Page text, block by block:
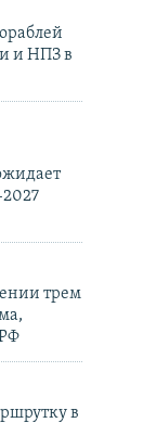
и НПЗ в
трем
в